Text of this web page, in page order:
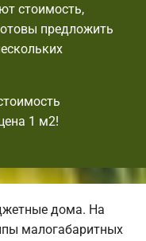
стоимость,
предложить
1 м2!
дома. На
малогабаритных